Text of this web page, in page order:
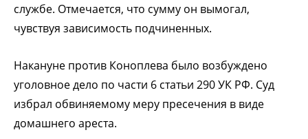
службе. Отмечается, что сумму он вымогал,
чувствуя зависимость подчиненных.
Накануне против Коноплева было возбуждено
уголовное дело по части 6 статьи 290 УК РФ. Суд
избрал обвиняемому меру пресечения в виде
домашнего ареста.